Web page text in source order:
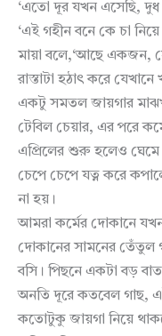
‘এতো দূর যখন এসেছি, দুধ
‘এই গহীন বনে কে চা
মায়া বলে,‘আছে একজন,
রাস্তাটা হঠাৎ করে
একটু সমতল জায়গার
টেবিল চেয়ার, এর পরে
এপ্রিলের শুরু হলেও ঘেমে
চেপে চেপে যত্ন করে
না হয়।
আমরা কর্মের দোকানে
দোকানের সামনের তেঁতুল
বসি। পিছনে একটা বড়
অনতি দূরে কতবেল গাছ,
কতোটুকু জায়গা নিয়ে